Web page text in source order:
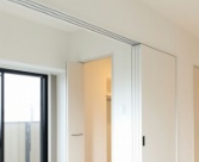
す